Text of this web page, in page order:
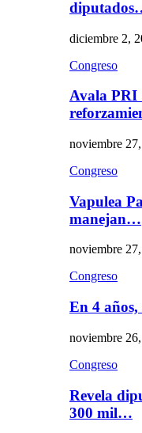
diciembre 2,
Congreso
Avala PRI
noviembre
Congreso
Vapulea
manejan…
noviembre
Congreso
En 4
noviembre
Congreso
Revela
300 mil…